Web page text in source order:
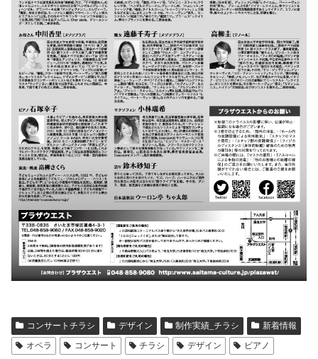
コンサートチラシ デザイン 制作実績_チラシ
新着情報
オペラ
コンサート チラシ デザイン ピアノ